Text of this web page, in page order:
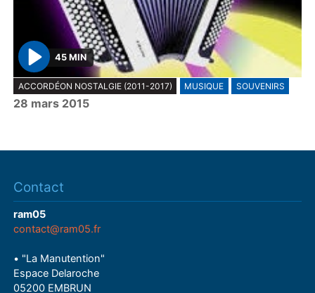
P
l
a
45 MIN
ACCORDÉON NOSTALGIE (2011-2017) MUSIQUE SOUVENIRS
28 mars 2015
Contact
ram05
contact@ram05.fr
• "La Manutention"
Espace Delaroche
05200 EMBRUN